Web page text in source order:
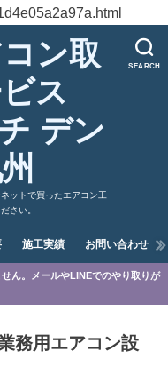
SEARCH
ン取
ビス
デン
ットで買ったエアコン工
さい。
施工実績 お問い合わせ
ん。メールやLINEでのやり取りが
務用エアコン設